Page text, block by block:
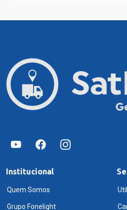
Institucional
Quem Somos
Grupo Fonelight